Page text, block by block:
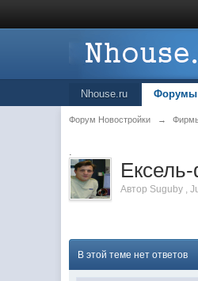
Nhouse.ru Форумы
Форум Новостройки →
.
Автор Suguby ,
В этой теме нет ответов